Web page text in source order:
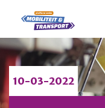
10-03-2022